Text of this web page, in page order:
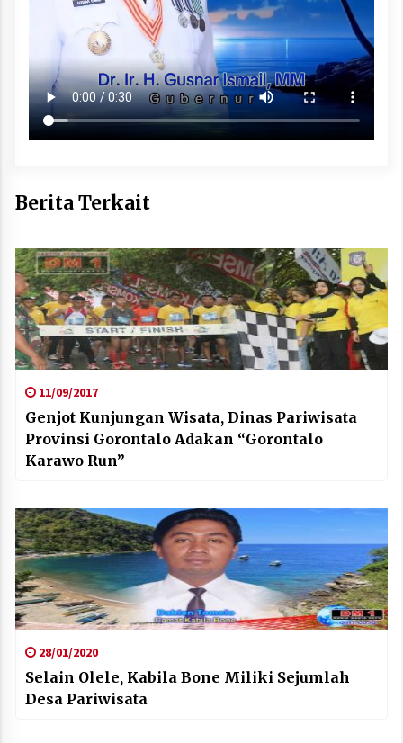
Berita Terkait
11/09/2017
Genjot Kunjungan Wisata, Dinas Pariwisata
Provinsi Gorontalo Adakan “Gorontalo
Karawo Run”
28/01/2020
Selain Olele, Kabila Bone Miliki Sejumlah
Desa Pariwisata